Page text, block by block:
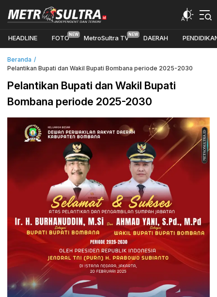
Metrosultra.id
Metrosultra merupakan media berbasisonline di sulawesi
HEADLINE FOTO MetroSultra TV DAERAH
Beranda
Pelantikan Bupati dan Wakil Bupati Bombana periode 2025-2030
Pelantikan Bupati dan Wakil Bupati
Bombana periode 2025-2030